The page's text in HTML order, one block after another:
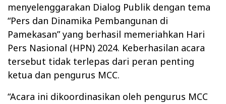
menyelenggarakan Dialog Publik dengan tema
“Pers dan Dinamika Pembangunan di
Pamekasan” yang berhasil memeriahkan Hari
Pers Nasional (HPN) 2024. Keberhasilan acara
tersebut tidak terlepas dari peran penting
ketua dan pengurus MCC.
“Acara ini dikoordinasikan oleh pengurus MCC